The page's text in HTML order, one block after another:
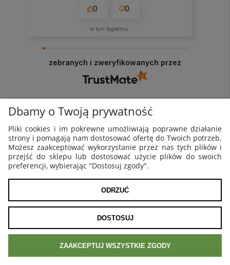
0 0
w tym tygodniu
zebranych i zweryfikowanych przez
WYJĄTKOWA OFERTA PLAKATÓW NA ŚCIANĘ
Autorskie plakaty
Oryginalne grafiki od artystów
Najwyższa jakość produktów
Galeryjna jakość - tusze HD i foto papier
Dbamy o Twoją prywatność
Pliki cookies i im pokrewne umożliwiają poprawne działanie
strony i pomagają nam dostosować ofertę do Twoich potrzeb.
Możesz zaakceptować wykorzystanie przez nas tych plików i
przejść do sklepu lub dostosować użycie plików do swoich
preferencji, wybierając "Dostosuj zgody".
ODRZUĆ
DOSTOSUJ
ZAAKCEPTUJ WSZYSTKIE ZGODY
Kupuj taniej - rabaty do 15%